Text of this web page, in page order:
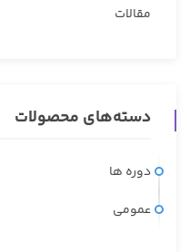
مقالات
دسته‌های محصولات
دوره ها
عمومی